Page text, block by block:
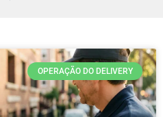
OPERAÇÃO DO DELIVERY